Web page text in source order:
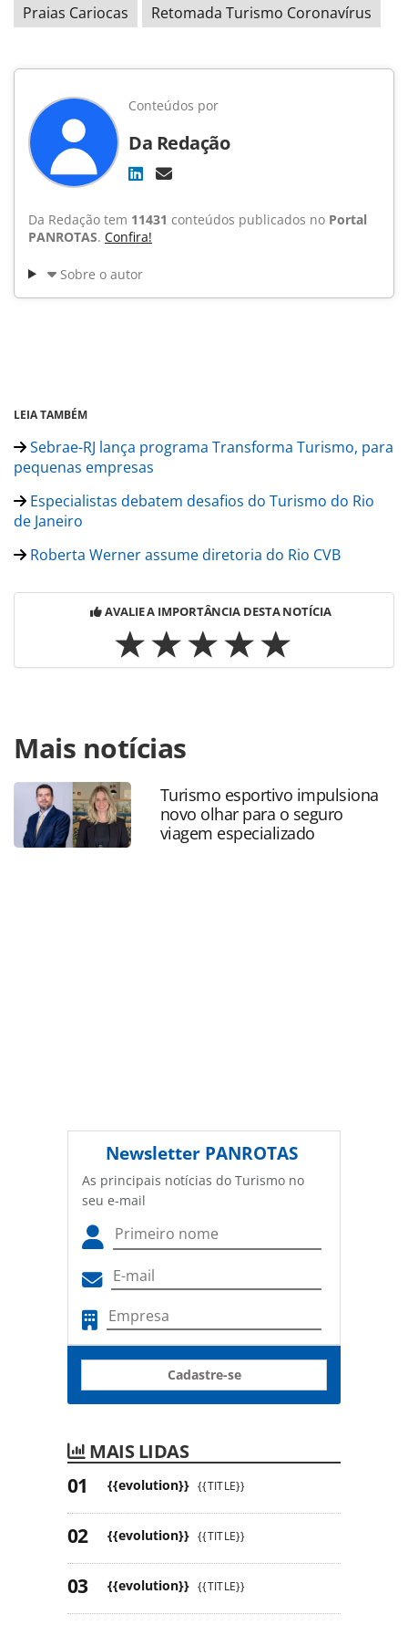
Praias Cariocas Retomada Turismo Coronavírus
Conteúdos por
Da Redação
Da Redação tem 11431 conteúdos publicados no Portal
PANROTAS. Confira!
Sobre o autor
LEIA TAMBÉM
Sebrae-RJ lança programa Transforma Turismo, para
pequenas empresas
Especialistas debatem desafios do Turismo do Rio
de Janeiro
Roberta Werner assume diretoria do Rio CVB
AVALIE A IMPORTÂNCIA DESTA NOTÍCIA
https://www.panrotas.com.br/mercado/destinos/2020/11/
do-rio-prorroga-medidas-restritivas-ate-dia-20-deste-
mes_177826.html ou as ferramentas oferecidas na página.
Todo o conteúdo produzido pela PANROTAS Editora é
protegido pela legislação brasileira sobre direito autoral.
Não reproduza o conteúdo sem autorização da PANROTAS
Mais notícias
Turismo esportivo impulsiona
novo olhar para o seguro
viagem especializado
Newsletter PANROTAS
As principais notícias do Turismo no
seu e-mail
Cadastre-se
MAIS LIDAS
{{evolution}} {{TITLE}}
{{evolution}} {{TITLE}}
{{evolution}} {{TITLE}}